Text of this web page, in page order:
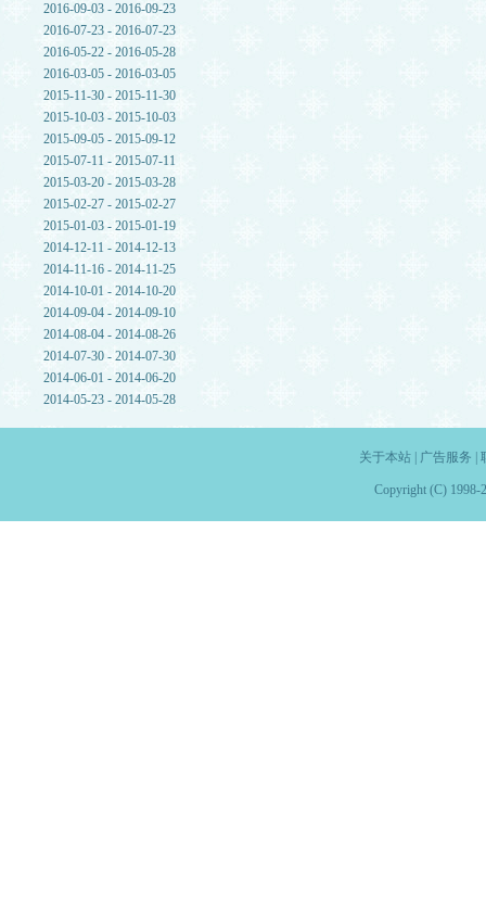
2016-09-03 - 2016-09-23
2016-07-23 - 2016-07-23
2016-05-22 - 2016-05-28
2016-03-05 - 2016-03-05
2015-11-30 - 2015-11-30
2015-10-03 - 2015-10-03
2015-09-05 - 2015-09-12
2015-07-11 - 2015-07-11
2015-03-20 - 2015-03-28
2015-02-27 - 2015-02-27
2015-01-03 - 2015-01-19
2014-12-11 - 2014-12-13
2014-11-16 - 2014-11-25
2014-10-01 - 2014-10-20
2014-09-04 - 2014-09-10
2014-08-04 - 2014-08-26
2014-07-30 - 2014-07-30
2014-06-01 - 2014-06-20
2014-05-23 - 2014-05-28
关于本站| 广告服务
Copyright (C) 1998-